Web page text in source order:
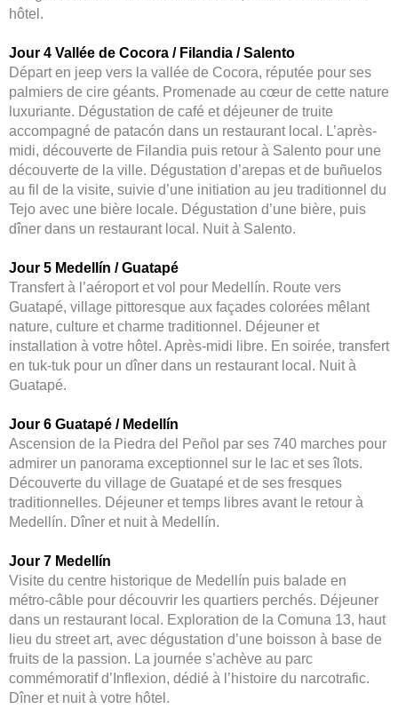
hôtel.
Jour 4 Vallée de Cocora / Filandia / Salento
Départ en jeep vers la vallée de Cocora, réputée pour ses
palmiers de cire géants. Promenade au cœur de cette nature
luxuriante. Dégustation de café et déjeuner de truite
accompagné de patacón dans un restaurant local. L’après-
midi, découverte de Filandia puis retour à Salento pour une
découverte de la ville. Dégustation d’arepas et de buñuelos
au fil de la visite, suivie d’une initiation au jeu traditionnel du
Tejo avec une bière locale. Dégustation d’une bière, puis
dîner dans un restaurant local. Nuit à Salento.
Jour 5 Medellín / Guatapé
Transfert à l’aéroport et vol pour Medellín. Route vers
Guatapé, village pittoresque aux façades colorées mêlant
nature, culture et charme traditionnel. Déjeuner et
installation à votre hôtel. Après-midi libre. En soirée, transfert
en tuk-tuk pour un dîner dans un restaurant local. Nuit à
Guatapé.
Jour 6 Guatapé / Medellín
Ascension de la Piedra del Peñol par ses 740 marches pour
admirer un panorama exceptionnel sur le lac et ses îlots.
Découverte du village de Guatapé et de ses fresques
traditionnelles. Déjeuner et temps libres avant le retour à
Medellín. Dîner et nuit à Medellín.
Jour 7 Medellín
Visite du centre historique de Medellín puis balade en
métro-câble pour découvrir les quartiers perchés. Déjeuner
dans un restaurant local. Exploration de la Comuna 13, haut
lieu du street art, avec dégustation d’une boisson à base de
fruits de la passion. La journée s’achève au parc
commémoratif d’Inflexion, dédié à l’histoire du narcotrafic.
Dîner et nuit à votre hôtel.